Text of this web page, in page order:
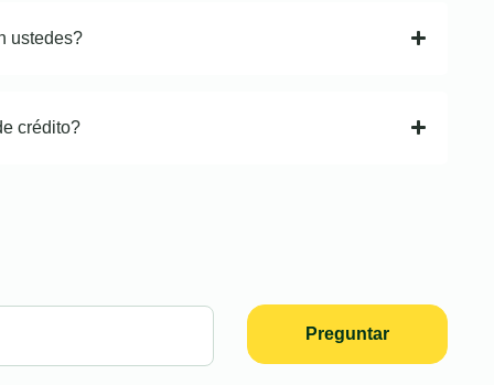
ustedes?
crédito?
Preguntar